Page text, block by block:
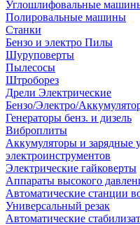
Углошлифовальные
Полировальные машины
Станки
Бензо и электро Пилы
Шуруповерты
Пылесосы
Штроборез
Дрели Электрические
Бензо/Электро/
Генераторы бенз. и дизель
Виброплиты
Аккумуляторы и зарядные
электроинструментов
Электрические гайковерты
Аппараты высокого
Автоматические станции
Универсальный резак
Автоматические